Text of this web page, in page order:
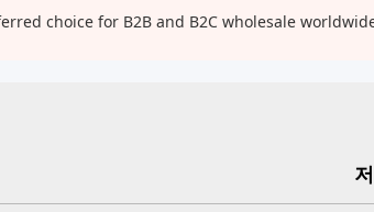
choice for B2B and B2C wholesale